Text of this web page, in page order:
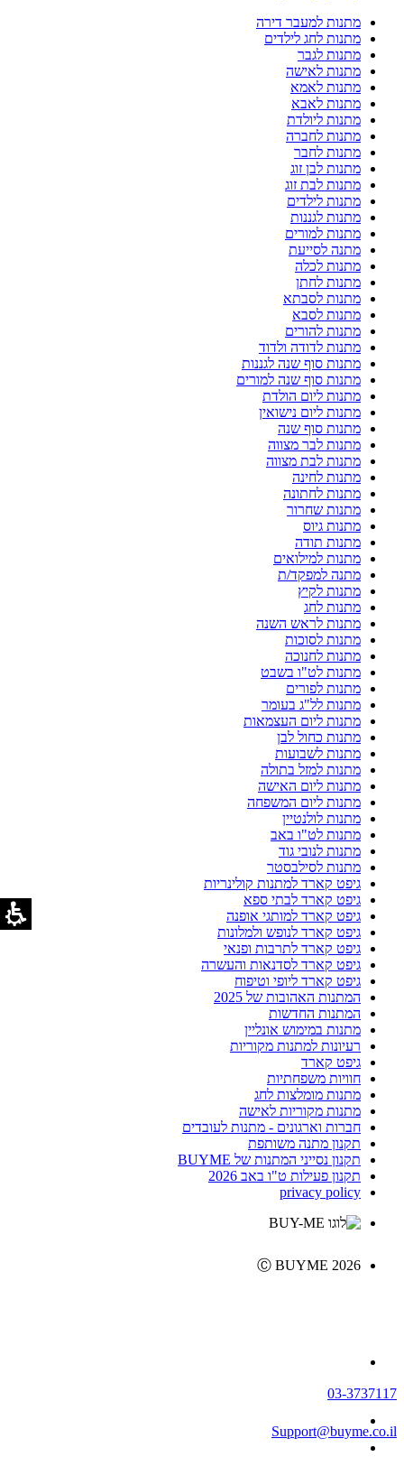
מתנות למעבר דירה
מתנות לחג לילדים
מתנות לגבר
מתנות לאישה
מתנות לאמא
מתנות לאבא
מתנות ליולדת
מתנות לחברה
מתנות לחבר
מתנות לבן זוג
מתנות לבת זוג
מתנות לילדים
מתנות לגננות
מתנות למורים
מתנה לסייעת
מתנות לכלה
מתנות לחתן
מתנות לסבתא
מתנות לסבא
מתנות להורים
מתנות לדודה ולדוד
מתנות סוף שנה לגננות
מתנות סוף שנה למורים
מתנות ליום הולדת
מתנות ליום נישואין
מתנות סוף שנה
מתנות לבר מצווה
מתנות לבת מצווה
מתנות לחינה
מתנות לחתונה
מתנות שחרור
מתנות גיוס
מתנות תודה
מתנות למילואים
מתנה למפקד/ת
מתנות לקיץ
מתנות לחג
מתנות לראש השנה
מתנות לסוכות
מתנות לחנוכה
מתנות לט"ו בשבט
מתנות לפורים
מתנות לל"ג בעומר
מתנות ליום העצמאות
מתנות כחול לבן
מתנות לשבועות
מתנות למזל בתולה
מתנות ליום האישה
מתנות ליום המשפחה
מתנות לולנטיין
מתנות לט"ו באב
מתנות לנובי גוד
מתנות לסילבסטר
גיפט קארד למתנות קולינריות
גיפט קארד לבתי ספא
גיפט קארד למותגי אופנה
גיפט קארד לנופש ולמלונות
גיפט קארד לתרבות ופנאי
גיפט קארד לסדנאות והעשרה
גיפט קארד ליופי וטיפוח
המתנות האהובות של 2025
המתנות החדשות
מתנות במימוש אונליין
רעיונות למתנות מקוריות
גיפט קארד
חוויות משפחתיות
מתנות מומלצות לחג
מתנות מקוריות לאישה
חברות וארגונים - מתנות לעובדים
תקנון מתנה משותפת
תקנון נסייני המתנות של BUYME
תקנון פעילות ט"ו באב 2026
privacy policy
Ⓒ BUYME 2026
03-3737117
Support@buyme.co.il